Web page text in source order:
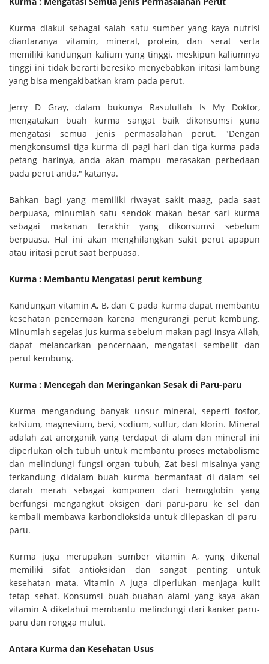
Kurma diakui sebagai salah satu sumber yang kaya nutrisi
diantaranya vitamin, mineral, protein, dan serat serta
memiliki kandungan kalium yang tinggi, meskipun kaliumnya
tinggi ini tidak berarti beresiko menyebabkan iritasi lambung
yang bisa mengakibatkan kram pada perut.
Jerry D Gray, dalam bukunya Rasulullah Is My Doktor,
mengatakan buah kurma sangat baik dikonsumsi guna
mengatasi semua jenis permasalahan perut. "Dengan
mengkonsumsi tiga kurma di pagi hari dan tiga kurma pada
petang harinya, anda akan mampu merasakan perbedaan
pada perut anda," katanya.
Bahkan bagi yang memiliki riwayat sakit maag, pada saat
berpuasa, minumlah satu sendok makan besar sari kurma
sebagai makanan terakhir yang dikonsumsi sebelum
berpuasa. Hal ini akan menghilangkan sakit perut apapun
atau iritasi perut saat berpuasa.
Kurma : Membantu Mengatasi perut kembung
Kandungan vitamin A, B, dan C pada kurma dapat membantu
kesehatan pencernaan karena mengurangi perut kembung.
Minumlah segelas jus kurma sebelum makan pagi insya Allah,
dapat melancarkan pencernaan, mengatasi sembelit dan
perut kembung.
Kurma : Mencegah dan Meringankan Sesak di Paru-paru
Kurma mengandung banyak unsur mineral, seperti fosfor,
kalsium, magnesium, besi, sodium, sulfur, dan klorin. Mineral
adalah zat anorganik yang terdapat di alam dan mineral ini
diperlukan oleh tubuh untuk membantu proses metabolisme
dan melindungi fungsi organ tubuh, Zat besi misalnya yang
terkandung didalam buah kurma bermanfaat di dalam sel
darah merah sebagai komponen dari hemoglobin yang
berfungsi mengangkut oksigen dari paru-paru ke sel dan
kembali membawa karbondioksida untuk dilepaskan di paru-
paru.
Kurma juga merupakan sumber vitamin A, yang dikenal
memiliki sifat antioksidan dan sangat penting untuk
kesehatan mata. Vitamin A juga diperlukan menjaga kulit
tetap sehat. Konsumsi buah-buahan alami yang kaya akan
vitamin A diketahui membantu melindungi dari kanker paru-
paru dan rongga mulut.
Antara Kurma dan Kesehatan Usus